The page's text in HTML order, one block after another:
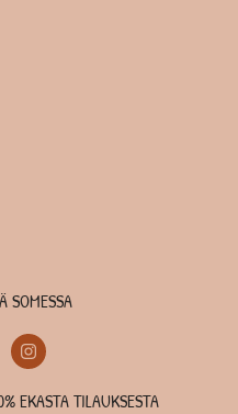
SOMESSA
EKASTA TILAUKSESTA